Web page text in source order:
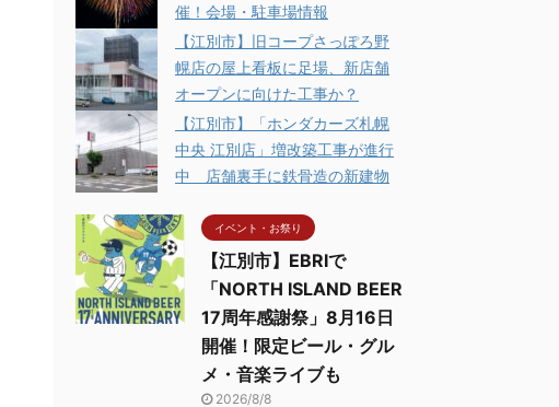
催！会場・駐車場情報
【江別市】旧コープさっぽろ野
幌店の屋上看板に足場、新店舗
オープンに向けた工事か？
【江別市】「ホンダカーズ札幌
中央 江別店」増改築工事が進行
中 店舗裏手に鉄骨造の新建物
イベント・お祭り
【江別市】EBRIで
「NORTH ISLAND BEER
17周年感謝祭」8月16日
開催！限定ビール・グル
メ・音楽ライブも
2026/8/8